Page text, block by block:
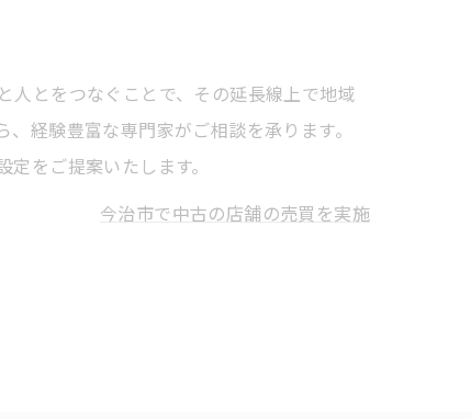
人とをつなぐことで、その延長線上で地域
経験豊富な専門家がご相談を承ります。
をご提案いたします。
今治市で中古の店舗の売買を実施